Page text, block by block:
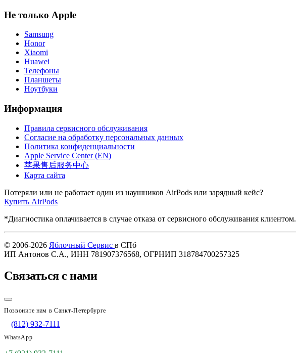
Не только Apple
Samsung
Honor
Xiaomi
Huawei
Телефоны
Планшеты
Ноутбуки
Информация
Правила сервисного обслуживания
Согласие на обработку персональных данных
Политика конфиденциальности
Apple Service Center (EN)
苹果售后服务中心
Карта сайта
Потеряли или не работает один из наушников AirPods или зарядный кейс?
Купить AirPods
*Диагностика оплачивается в случае отказа от сервисного обслуживания клиентом.
© 2006-2026 Яблочный Сервис в СПб
ИП Антонов С.А., ИНН 781907376568, ОГРНИП 318784700257325
Связаться с нами
Позвоните нам в Санкт-Петербурге
(812) 932-7111
WhatsApp